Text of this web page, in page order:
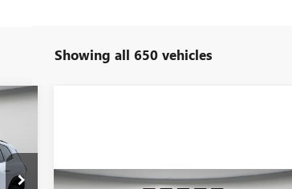
Showing all 650 vehicles